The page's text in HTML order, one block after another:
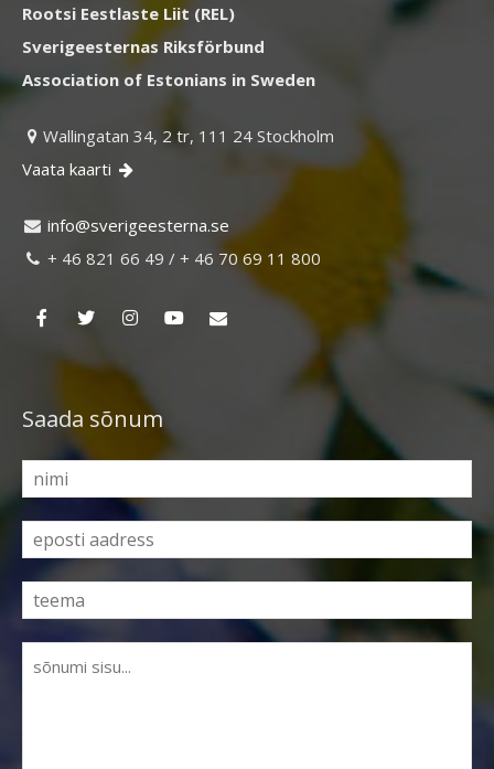
Rootsi Eestlaste Liit (REL)
Sverigeesternas Riksförbund
Association of Estonians in Sweden
 Wallingatan 34, 2 tr, 111 24 Stockholm
Vaata kaarti 
 es.an
retse
egire
vs@of
ni
 + 46 821 66 49 / + 46 70 69 11 800
Saada sõnum